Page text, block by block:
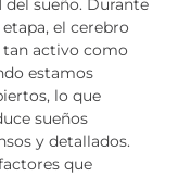
del sueño. Durante
el cerebro
tan activo como
estamos
lo que
sueños
y detallados.
que